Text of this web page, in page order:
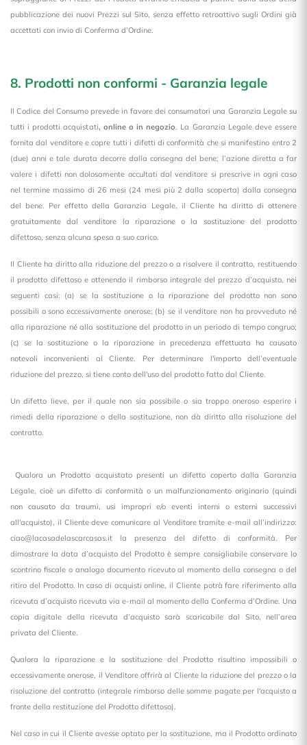
pubblicazione dei nuovi Prezzi sul Sito, senza effetto retroattivo sugli Ordini già
accettati con invio di Conferma d’Ordine.
8. Prodotti non conformi - Garanzia legale
Il Codice del Consumo prevede in favore dei consumatori una Garanzia Legale su
tutti i prodotti acquistati, online o in negozio . La Garanzia Legale deve essere
fornita dal venditore e copre tutti i difetti di conformità che si manifestino entro 2
(due) anni e tale durata decorre dalla consegna del bene; l’azione diretta a far
valere i difetti non dolosamente occultati dal venditore si prescrive in ogni caso
nel termine massimo di 26 mesi (24 mesi più 2 dalla scoperta) dalla consegna
del bene. Per effetto della Garanzia Legale, il Cliente ha diritto di ottenere
gratuitamente dal venditore la riparazione o la sostituzione del prodotto
difettoso, senza alcuna spesa a suo carico.
Il Cliente ha diritto alla riduzione del prezzo o a risolvere il contratto, restituendo
il prodotto difettoso e ottenendo il rimborso integrale del prezzo d’acquisto, nei
seguenti casi: (a) se la sostituzione o la riparazione del prodotto non sono
possibili o sono eccessivamente onerose; (b) se il venditore non ha provveduto né
alla riparazione né alla sostituzione del prodotto in un periodo di tempo congruo;
(c) se la sostituzione o la riparazione in precedenza effettuata ha causato
notevoli inconvenienti al Cliente. Per determinare l'importo dell’eventuale
riduzione del prezzo, si tiene conto dell'uso del prodotto fatto dal Cliente.
Un difetto lieve, per il quale non sia possibile o sia troppo oneroso esperire i
rimedi della riparazione o della sostituzione, non dà diritto alla risoluzione del
contratto.
Qualora un Prodotto acquistato presenti un difetto coperto dalla Garanzia
Legale, cioè un difetto di conformità o un malfunzionamento originario (quindi
non causato da traumi, usi impropri e/o eventi interni o esterni successivi
all'acquisto), il Cliente deve comunicare al Venditore tramite e-mail all’indirizzo:
ciao@lacasadelascarcasas.it la presenza del difetto di conformità. Per
dimostrare la data d’acquisto del Prodotto è sempre consigliabile conservare lo
scontrino fiscale o analogo documento ricevuto al momento della consegna o del
ritiro del Prodotto. In caso di acquisti online, il Cliente potrà fare riferimento alla
ricevuta d’acquisto ricevuta via e-mail al momento della Conferma d’Ordine. Una
copia digitale della ricevuta d’acquisto sarà scaricabile dal Sito, nell’area
privata del Cliente.
Qualora la riparazione e la sostituzione del Prodotto risultino impossibili o
eccessivamente onerose, il Venditore offrirà al Cliente la riduzione del prezzo o la
risoluzione del contratto (integrale rimborso delle somme pagate per l'acquisto a
fronte della restituzione del Prodotto difettoso).
Nel caso in cui il Cliente avesse optato per la sostituzione, ma il Prodotto ordinato